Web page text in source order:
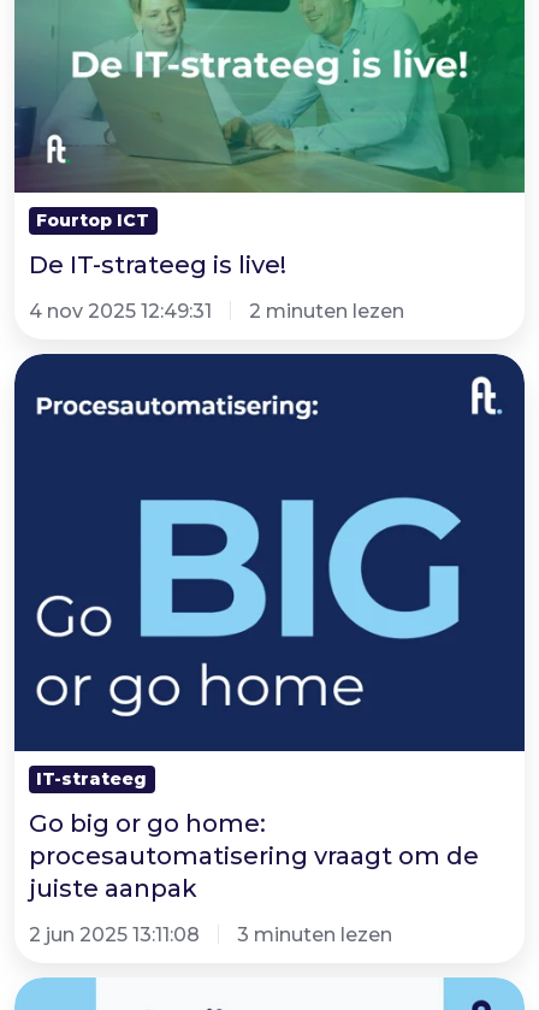
Fourtop ICT
De IT-strateeg is live!
4 nov 2025 12:49:31 2 minuten lezen
Go
big
procesautomatisering
om
juiste
aanpak
IT-strateeg
Go big or go home:
procesautomatisering vraagt om de
juiste aanpak
2 jun 2025 13:11:08 3 minuten lezen
De